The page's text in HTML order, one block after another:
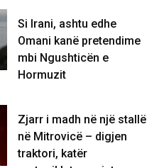
Si Irani, ashtu edhe
Omani kanë pretendime
mbi Ngushticën e
Hormuzit
Zjarr i madh në një stallë
në Mitrovicë – digjen
traktori, katër